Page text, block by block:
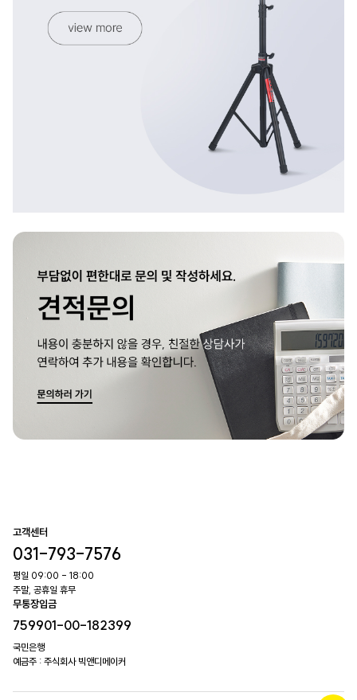
고객센터
031-793-7576
평일 09:00 - 18:00
주말, 공휴일 휴무
무통장입금
759901-00-182399
국민은행
예금주 : 주식회사 빅앤디메이커